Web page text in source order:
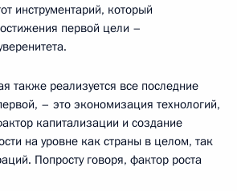
инструментарий, который
первой цели –
также реализуется все последние
– это экономизация технологий,
капитализации и создание
на уровне как страны в целом, так
Попросту говоря, фактор роста